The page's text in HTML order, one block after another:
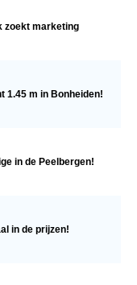
zoekt marketing
1.45 m in Bonheiden!
in de Peelbergen!
in de prijzen!